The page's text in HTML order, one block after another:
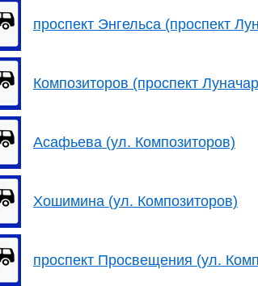
проспект Энгельса (проспект
Композиторов (проспект
Асафьева (ул. Композиторов)
Хошимина (ул. Композиторов)
проспект Просвещения (ул.